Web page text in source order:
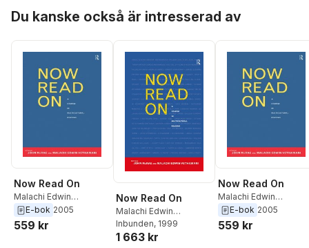
Du kanske också är intresserad av
Now Read On
Malachi Edwin
Vethamani,John McRae
E-bok 2005
559 kr
Now Read On
Malachi Edwin
Vethamani ,John McRae
Inbunden, 1999
1 663 kr
Now Read On
Malachi Edwin
Vethamani,John
E-bok 2005
559 kr